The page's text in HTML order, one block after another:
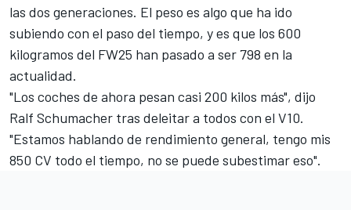
las dos generaciones. El peso es algo que ha ido
subiendo con el paso del tiempo, y es que los 600
kilogramos del FW25 han pasado a ser 798 en la
actualidad.
"Los coches de ahora pesan casi 200 kilos más", dijo
Ralf Schumacher tras deleitar a todos con el V10.
"Estamos hablando de rendimiento general, tengo mis
850 CV todo el tiempo, no se puede subestimar eso".